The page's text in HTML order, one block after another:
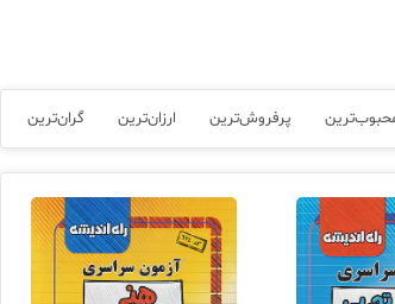
پرفروش‌ترین ارزان‌ترین گران‌ترین